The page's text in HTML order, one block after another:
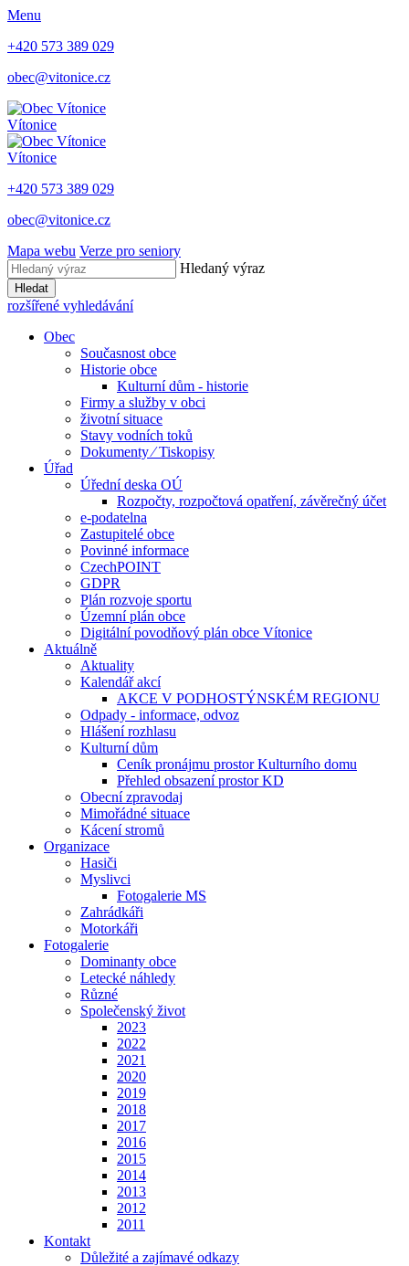
Menu
+420 573 389 029
obec@vitonice.cz
Vítonice
Vítonice
+420 573 389 029
obec@vitonice.cz
Mapa webu Verze pro seniory
Hledaný výraz
Hledat
rozšířené vyhledávání
Obec
Současnost obce
Historie obce
Kulturní dům - historie
Firmy a služby v obci
životní situace
Stavy vodních toků
Dokumenty ⁄ Tiskopisy
Úřad
Úřední deska OÚ
Rozpočty, rozpočtová opatření, závěrečný účet
e-podatelna
Zastupitelé obce
Povinné informace
CzechPOINT
GDPR
Plán rozvoje sportu
Územní plán obce
Digitální povodňový plán obce Vítonice
Aktuálně
Aktuality
Kalendář akcí
AKCE V PODHOSTÝNSKÉM REGIONU
Odpady - informace, odvoz
Hlášení rozhlasu
Kulturní dům
Ceník pronájmu prostor Kulturního domu
Přehled obsazení prostor KD
Obecní zpravodaj
Mimořádné situace
Kácení stromů
Organizace
Hasiči
Myslivci
Fotogalerie MS
Zahrádkáři
Motorkáři
Fotogalerie
Dominanty obce
Letecké náhledy
Různé
Společenský život
2023
2022
2021
2020
2019
2018
2017
2016
2015
2014
2013
2012
2011
Kontakt
Důležité a zajímavé odkazy